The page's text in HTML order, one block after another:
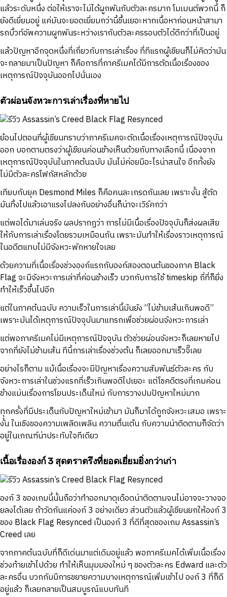
แล้วระดับหนึ่ง ต่อให้เราจะไม่ได้ผูกพันกับตัวละครมาก โมเมนต์พวกนี้ ก็
ยังดีเยี่ยมอยู่ แค่มันจะยอดเยี่ยมกว่านี้ขึ้นเยอะหากเนื้อหาก่อนหน้าสามา
รถบิ้วท์อัพความผูกพันระหว่างเรากับตัวละครรอบตัวได้ดีกว่าที่เป็นอยู่
แล้วปัญหาอีกจุดหนึ่งที่เกี่ยวกับการเล่าเรื่อง ที่ทีแรกผู้เขียนก็ไม่คิดว่ามัน
จะกลายมาเป็นปัญหา ก็คือการที่ภาครีเมคได้มีการตัดเนื้อเรื่องของ
เหตุการณ์ปัจจุบันออกไปนั่นเอง
ตัวผ่อนจังหวะการเล่าเรื่องที่หายไป
ย้อนไปตอนที่ผู้เขียนทราบว่าภาครีเมคจะตัดเนื้อเรื่องเหตุการณ์ปัจจุบัน
ออก บอกตามตรงว่าผู้เขียนค่อนข้างเห็นด้วยกับทางเลือกนี้ เนื่องจาก
เหตุการณ์ปัจจุบันในภาคต้นฉบับ มันไม่ค่อยมีอะไรน่าสนใจ อีกทั้งยัง
ไม่มีตัวละครโฟกัสหลักด้วย
เทียบกับยุค Desmond Miles ก็คือคนละเกรดกันเลย เพราะงั้น สู้ตัด
มันทิ้งไปแล้วเอาแรงไปลงกับอย่างอื่นก็น่าจะเวิร์คกว่า
แต่พอได้มาเล่นจริง ผลปรากฏว่า การไม่มีเนื้อเรื่องปัจจุบันก็ส่งผลเสีย
ให้กับการเล่าเรื่องโดยรวมเหมือนกัน เพราะมันทำให้เรื่องราวเหตุการณ์
ในอดีตแทบไม่มีจังหวะพักหายใจเลย
ด้วยความที่เนื้อเรื่องช่วงองก์แรกกับองก์สองตอนต้นของภาค Black
Flag จะมีจังหวะการเล่าที่ค่อนข้างเร็ว บวกกับการใช้ timeskip ถี่ที่ก็ยิ่ง
ทำให้เร็วขึ้นไปอีก
แต่ในภาคต้นฉบับ ความเร็วในการเล่านี้มันยัง “ไม่ข้ามเส้นเกินพอดี”
เพราะมันได้เหตุการณ์ปัจจุบันมาแทรกเพื่อช่วยผ่อนจังหวะการเล่า
แต่พอภาครีเมคไม่มีเหตุการณ์ปัจจุบัน ตัวช่วยผ่อนจังหวะก็เลยหายไป
จากที่ยังไม่ข้ามเส้น ทีนี้การเล่าเรื่องช่วงต้น ก็เลยออกมาเร็วจี๊เลย
อย่างไรก็ตาม แม้เนื้อเรื่องจะมีปัญหาเรื่องความสัมพันธ์ตัวละคร กับ
จังหวะการเล่าในช่วงแรกที่เร็วเกินพอดีไปเยอะ แต่โชคดีตรงที่เกมค่อน
ข้างแม่นเรื่องการโยนประเด็นใหม่ กับการวางปมปัญหาใหม่มาก
ทุกครั้งที่มีประเด็นกับปัญหาใหม่เข้ามา มันก็มาได้ถูกจังหวะเสมอ เพราะ
งั้น ในเชิงของความเพลิดเพลิน ความตื่นเต้น กับความน่าติดตามก็จัดว่า
อยู่ในเกณฑ์น่าประทับใจทีเดียว
เนื้อเรื่ององก์ 3 สุดตราตรึงที่ยอดเยี่ยมยิ่งกว่าเก่า
องก์ 3 ของเกมนี้นั้นถือว่าทำออกมาดุเดือดน่าติดตามจนไม่อาจจะวางจอ
ยลงได้เลย ถ้าวัดกันแค่องก์ 3 อย่างเดียว ส่วนตัวแล้วผู้เขียนยกให้องก์ 3
ของ Black Flag Resynced เป็นองก์ 3 ที่ดีที่สุดของเกม Assassin’s
Creed เลย
จากภาคต้นฉบับที่ก็ดีเด่นมาแต่เดิมอยู่แล้ว พอภาครีเมคได้เพิ่มเนื้อเรื่อง
ช่วงท้ายเข้าไปด้วย ทำให้เห็นมุมมองใหม่ ๆ ของตัวละคร Edward และตัว
ละครอื่น บวกกับมีการขยายความบางเหตุการณ์เพิ่มเข้าไป องก์ 3 ที่ก็ดี
อยู่แล้ว ก็เลยกลายเป็นสมบูรณ์แบบทันที